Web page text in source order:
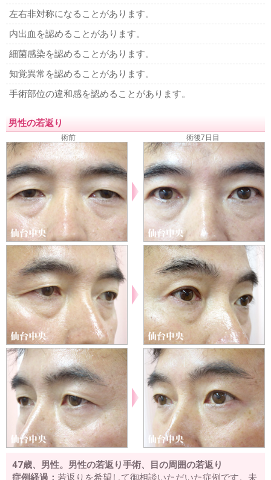
左右非対称になることがあります。
内出血を認めることがあります。
細菌感染を認めることがあります。
知覚異常を認めることがあります。
手術部位の違和感を認めることがあります。
男性の若返り
術前 術後7日目
47歳、男性。男性の若返り手術、目の周囲の若返り
症例経過： 若返りを希望して御相談いただいた症例です。未